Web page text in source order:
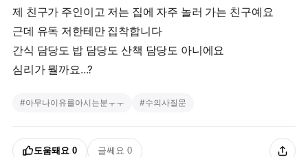
제 친구가 주인이고 저는 집에 자주 놀러 가는 친구예요
근데 유독 저한테만 집착합니다
간식 담당도 밥 담당도 산책 담당도 아니에요
심리가 뭘까요...?
#아무나이유를아시는분ㅜㅜ #수의사질문
도움돼요 0 글쎄요 0